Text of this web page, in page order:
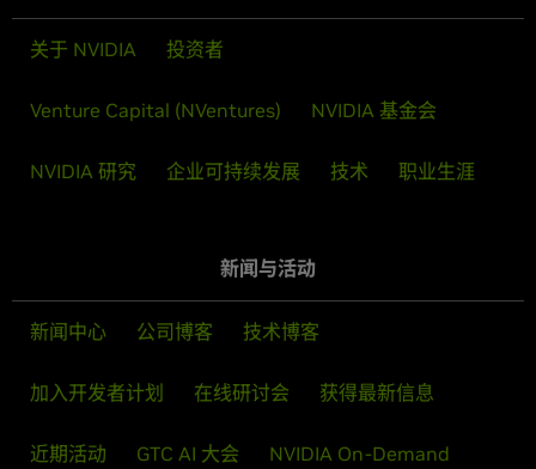
关于 NVIDIA 投资者
Venture Capital (NVentures) NVIDIA 基金会
NVIDIA 研究 企业可持续发展 技术 职业生涯
新闻与活动
新闻中心 公司博客 技术博客
加入开发者计划 在线研讨会 获得最新信息
近期活动 GTC AI 大会 NVIDIA On-Demand